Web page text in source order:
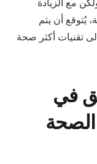
مع الزيادة
يُتوقع أن يتم
تقنيات أكثر صحة
في